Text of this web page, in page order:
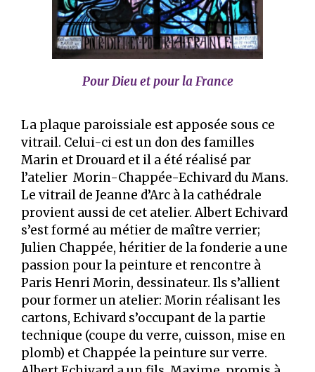
Pour Dieu et pour la France
La plaque paroissiale est apposée sous ce
vitrail. Celui-ci est un don des familles
Marin et Drouard et il a été réalisé par
l’atelier Morin-Chappée-Echivard du Mans.
Le vitrail de Jeanne d’Arc à la cathédrale
provient aussi de cet atelier. Albert Echivard
s’est formé au métier de maître verrier;
Julien Chappée, héritier de la fonderie a une
passion pour la peinture et rencontre à
Paris Henri Morin, dessinateur. Ils s’allient
pour former un atelier: Morin réalisant les
cartons, Echivard s’occupant de la partie
technique (coupe du verre, cuisson, mise en
plomb) et Chappée la peinture sur verre.